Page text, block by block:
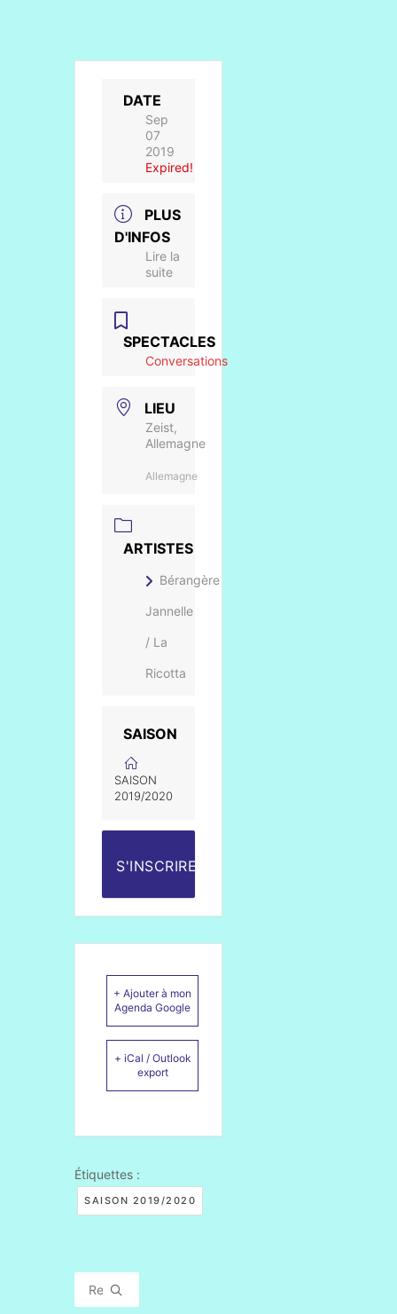
DATE
Sep
07
2019
Expired!
PLUS
D'INFOS
Lire la
suite
SPECTACLES
Conversations
LIEU
Zeist,
Allemagne
Allemagne
ARTISTES
Bérangère
Jannelle
/ La
Ricotta
SAISON
SAISON
2019/2020
S'INSCRIRE
+ Ajouter à mon
Agenda Google
+ iCal / Outlook
export
Étiquettes :
SAISON 2019/2020